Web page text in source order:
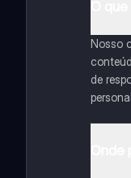
Nosso
de